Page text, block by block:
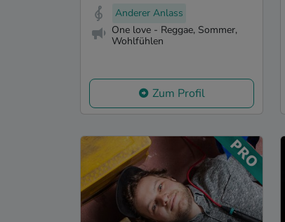
Anderer Anlass
One love - Reggae, Sommer,
Wohlfühlen
Zum Profil